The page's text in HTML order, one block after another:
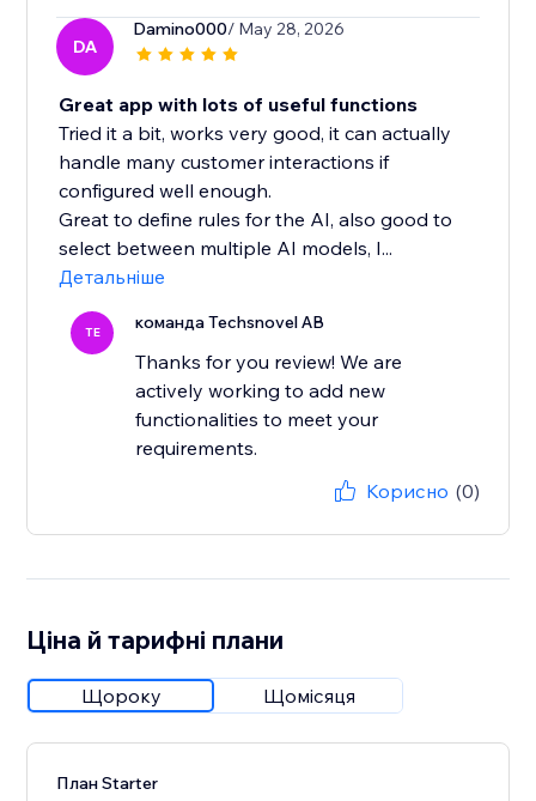
DA
Damino000/ May 28, 2026
Great app with lots of useful functions
Tried it a bit, works very good, it can actually
handle many customer interactions if
configured well enough.
Great to define rules for the AI, also good to
select between multiple AI models, I...
Детальніше
TE команда Techsnovel AB
Thanks for you review! We are
actively working to add new
functionalities to meet your
requirements.
Корисно (0)
Ціна й тарифні плани
Щороку Щомісяця
План Starter